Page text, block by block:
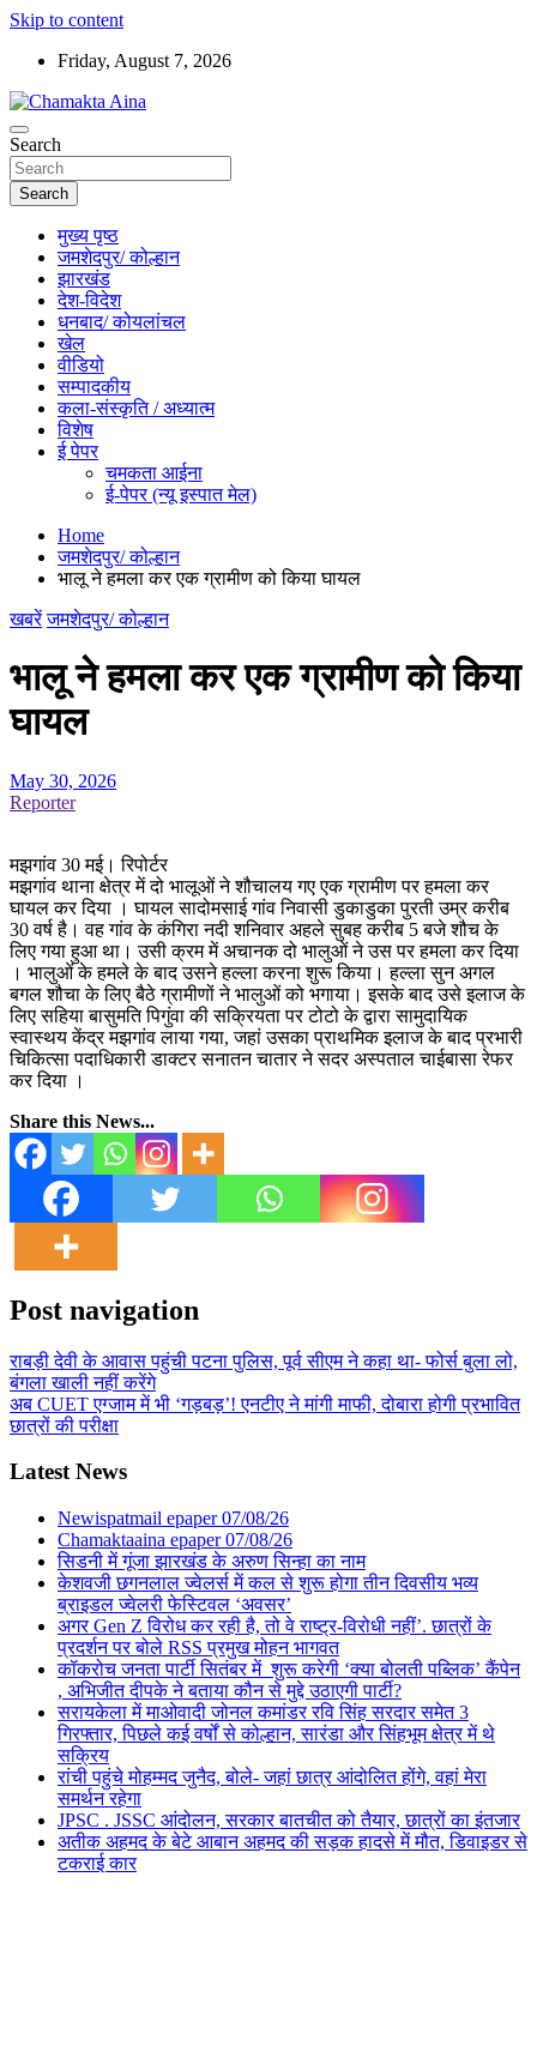
Skip to content
Friday, August 7, 2026
Chamakta Aina
Hindi News Paper – Jharkhand
Search
Search
मुख्य पृष्ठ
जमशेदपुर/ कोल्हान
झारखंड
देश-विदेश
धनबाद/ कोयलांचल
खेल
वीडियो
सम्पादकीय
कला-संस्कृति / अध्यात्म
विशेष
ई पेपर
चमकता आईना
ई-पेपर (न्यू इस्पात मेल)
Home
जमशेदपुर/ कोल्हान
भालू ने हमला कर एक ग्रामीण को किया घायल
खबरें जमशेदपुर/ कोल्हान
भालू ने हमला कर एक ग्रामीण को किया
घायल
May 30, 2026
Reporter
मझगांव 30 मई। रिपोर्टर
मझगांव थाना क्षेत्र में दो भालूओं ने शौचालय गए एक ग्रामीण पर हमला कर
घायल कर दिया । घायल सादोमसाई गांव निवासी डुकाडुका पुरती उम्र करीब
30 वर्ष है। वह गांव के कंगिरा नदी शनिवार अहले सुबह करीब 5 बजे शौच के
लिए गया हुआ था। उसी क्रम में अचानक दो भालुओं ने उस पर हमला कर दिया
। भालुओं के हमले के बाद उसने हल्ला करना शुरू किया। हल्ला सुन अगल
बगल शौचा के लिए बैठे ग्रामीणों ने भालुओं को भगाया। इसके बाद उसे इलाज के
लिए सहिया बासुमति पिगुंवा की सक्रियता पर टोटो के द्वारा सामुदायिक
स्वास्थय केंद्र मझगांव लाया गया, जहां उसका प्राथमिक इलाज के बाद प्रभारी
चिकित्सा पदाधिकारी डाक्टर सनातन चातार ने सदर अस्पताल चाईबासा रेफर
कर दिया ।
Share this News...
Post navigation
राबड़ी देवी के आवास पहुंची पटना पुलिस, पूर्व सीएम ने कहा था- फोर्स बुला लो,
बंगला खाली नहीं करेंगे
अब CUET एग्जाम में भी ‘गड़बड़’! एनटीए ने मांगी माफी, दोबारा होगी प्रभावित
छात्रों की परीक्षा
Latest News
Newispatmail epaper 07/08/26
Chamaktaaina epaper 07/08/26
सिडनी में गूंजा झारखंड के अरुण सिन्हा का नाम
केशवजी छगनलाल ज्वेलर्स में कल से शुरू होगा तीन दिवसीय भव्य
ब्राइडल ज्वेलरी फेस्टिवल ‘अवसर’
अगर Gen Z विरोध कर रही है, तो वे राष्ट्र-विरोधी नहीं’. छात्रों के
प्रदर्शन पर बोले RSS प्रमुख मोहन भागवत
कॉकरोच जनता पार्टी सितंबर में शुरू करेगी ‘क्या बोलती पब्लिक’ कैंपेन
, अभिजीत दीपके ने बताया कौन से मुद्दे उठाएगी पार्टी?
सरायकेला में माओवादी जोनल कमांडर रवि सिंह सरदार समेत 3
गिरफ्तार, पिछले कई वर्षों से कोल्हान, सारंडा और सिंहभूम क्षेत्र में थे
सक्रिय
रांची पहुंचे मोहम्मद जुनैद, बोले- जहां छात्र आंदोलित होंगे, वहां मेरा
समर्थन रहेगा
JPSC . JSSC आंदोलन, सरकार बातचीत को तैयार, छात्रों का इंतजार
अतीक अहमद के बेटे आबान अहमद की सड़क हादसे में मौत, डिवाइडर से
टकराई कार